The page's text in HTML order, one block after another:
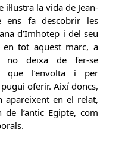
la vida de Jean-
ens fa descobrir les
d’Imhotep i del seu
en tot aquest marc, a
no deixa de fer-se
que l’envolta i per
oferir. Així doncs,
apareixent en el relat,
l’antic Egipte, com